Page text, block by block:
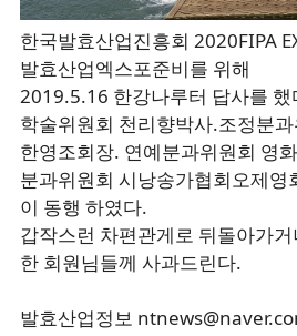
한국발효산업진흥회 2020FIPA
발효산업엑스포준비를 위해
2019.5.16 한강나루터 답사를 했
학술위원회 천리향박사.조정분
한영조회장. 연예분과위원회 영
분과위원회 시낭송가협회오제
이 동행 하였다.
갑작스런 차편관게로 뒤돌아가
한 회원님들께 사과드린다.
발효산업정보